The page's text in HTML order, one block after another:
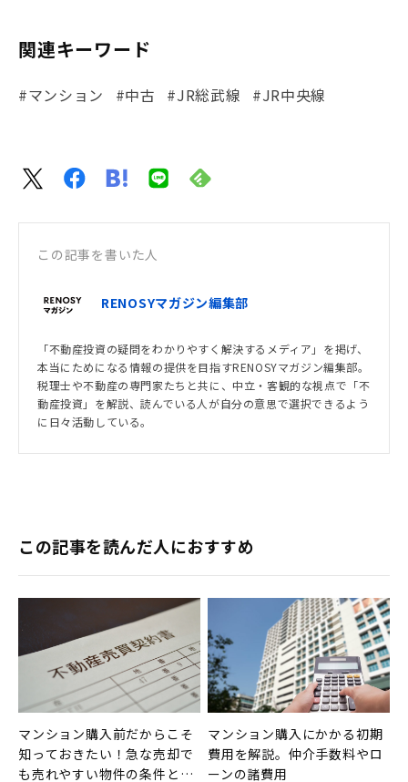
関連キーワード
#マンション #中古 #JR総武線 #JR中央線
この記事を書いた人
RENOSYマガジン編集部
「不動産投資の疑問をわかりやすく解決するメディア」を掲げ、
本当にためになる情報の提供を目指すRENOSYマガジン編集部。
税理士や不動産の専門家たちと共に、中立・客観的な視点で「不
動産投資」を解説、読んでいる人が自分の意思で選択できるよう
に日々活動している。
この記事を読んだ人におすすめ
マンション購入前だからこそ
知っておきたい！急な売却で
も売れやすい物件の条件と
マンション購入にかかる初期
費用を解説。仲介手数料やロ
ーンの諸費用